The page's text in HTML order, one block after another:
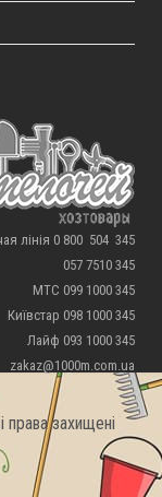
лінія 0 800 504 345
057 7510 345
МТС 099 1000 345
Київстар 098 1000 345
Лайф 093 1000 345
zakaz@1000m.com.ua
права захищені